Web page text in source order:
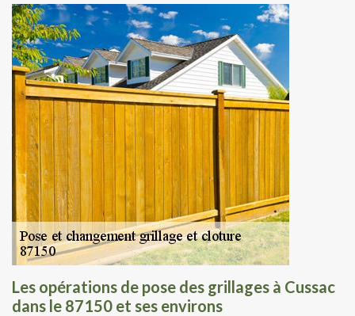
Les opérations de pose des grillages à Cussac
dans le 87150 et ses environs